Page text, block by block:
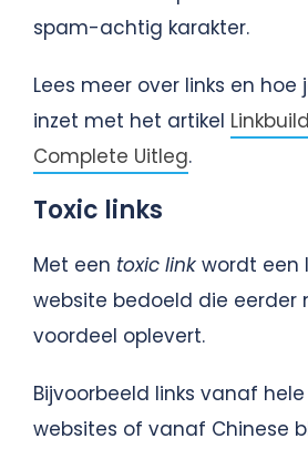
spam-achtig karakter.
Lees meer over links en hoe
inzet met het artikel
Complete Uitleg.
Toxic links
Met een toxic linkwordt een
website bedoeld die eerder
voordeel oplevert.
Bijvoorbeeld links vanaf
websites of vanaf Chinese